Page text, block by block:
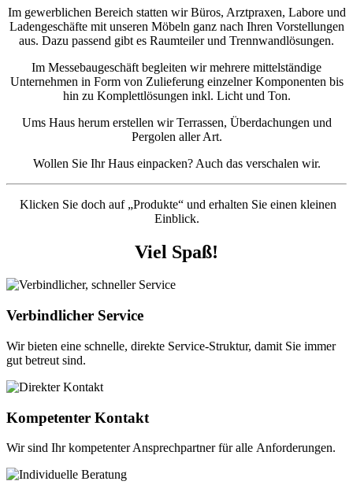
Im gewerblichen Bereich statten wir Büros, Arztpraxen, Labore und
Ladengeschäfte mit unseren Möbeln ganz nach Ihren Vorstellungen
aus. Dazu passend gibt es Raumteiler und Trennwandlösungen.
Im Messebaugeschäft begleiten wir mehrere mittelständige
Unternehmen in Form von Zulieferung einzelner Komponenten bis
hin zu Komplettlösungen inkl. Licht und Ton.
Ums Haus herum erstellen wir Terrassen, Überdachungen und
Pergolen aller Art.
Wollen Sie Ihr Haus einpacken? Auch das verschalen wir.
Klicken Sie doch auf „Produkte“ und erhalten Sie einen kleinen
Einblick.
Viel Spaß!
Verbindlicher Service
Wir bieten eine schnelle, direkte Service-Struktur, damit Sie immer
gut betreut sind.
Kompetenter Kontakt
Wir sind Ihr kompetenter Ansprechpartner für alle Anforderungen.